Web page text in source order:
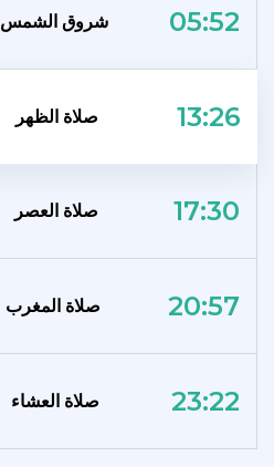
شروق الشمس 05:52
صلاة الظهر 13:26
صلاة العصر 17:30
صلاة المغرب 20:57
صلاة العشاء 23:22